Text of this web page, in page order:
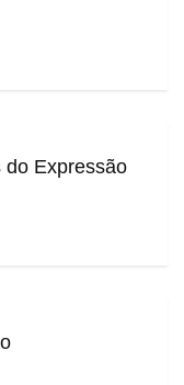
do Expressão